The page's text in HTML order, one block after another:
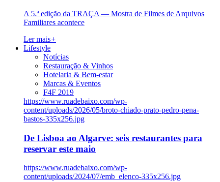
A 5.ª edição da TRAÇA — Mostra de Filmes de Arquivos
Familiares acontece
Ler mais+
Lifestyle
Notícias
Restauração & Vinhos
Hotelaria & Bem-estar
Marcas & Eventos
F4F 2019
https://www.ruadebaixo.com/wp-
content/uploads/2026/05/broto-chiado-prato-pedro-pena-
bastos-335x256.jpg
De Lisboa ao Algarve: seis restaurantes para
reservar este maio
https://www.ruadebaixo.com/wp-
content/uploads/2024/07/emb_elenco-335x256.jpg